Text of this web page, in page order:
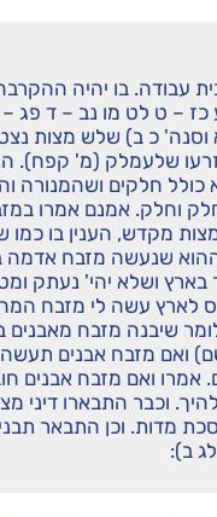
עבודה. בו יהיה
– ט לט מו נב – ד פג
וסנה' כ ב) שלש מצות
שלעמלק (מ' קפח).
חלקים ושהמנורה
חלק וחלק. אמנם אמרו
מקדש, הענין בו
שנעשה מזבח אדמה
בארץ ושלא יהי' נעתק
עשה לי מזבח
שיבנה מזבח
ואם מזבח אבנים
ואם מזבח אבנים
וכבר התבארו דיני
מדות. וכן התבאר
ב):